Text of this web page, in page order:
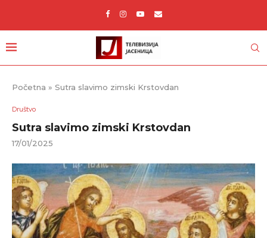
Početna » Sutra slavimo zimski Krstovdan
Društvo
Sutra slavimo zimski Krstovdan
17/01/2025